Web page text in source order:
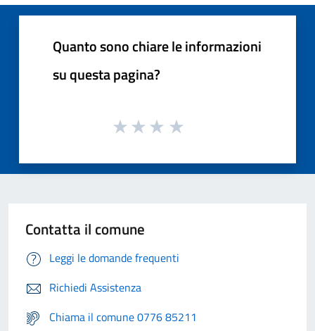
Quanto sono chiare le informazioni
su questa pagina?
Contatta il comune
Leggi le domande frequenti
Richiedi Assistenza
Chiama il comune 0776 85211